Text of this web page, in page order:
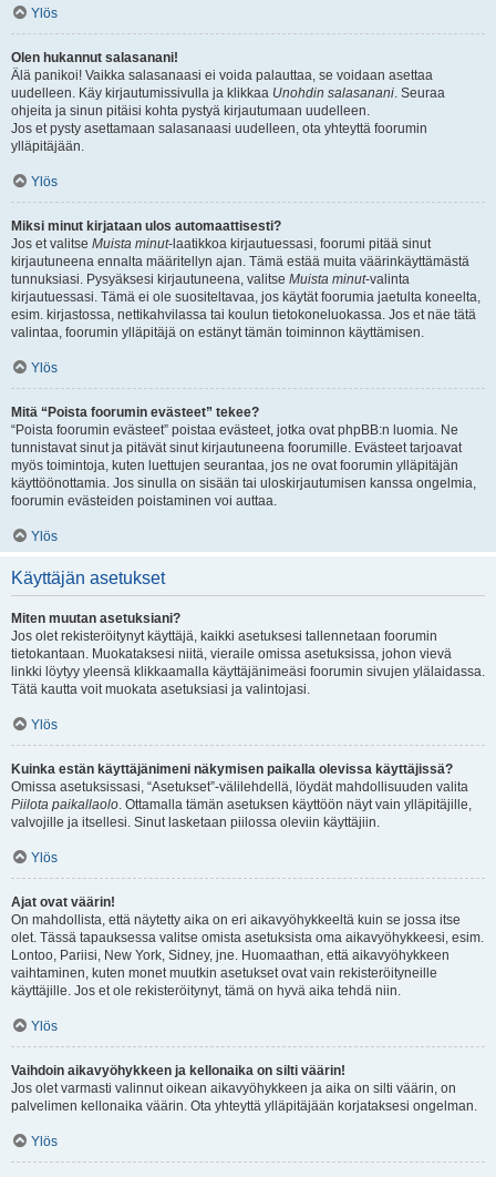
Ylös
Olen hukannut salasanani!
Älä panikoi! Vaikka salasanaasi ei voida palauttaa, se voidaan asettaa
uudelleen. Käy kirjautumissivulla ja klikkaa Unohdin salasanani. Seuraa
ohjeita ja sinun pitäisi kohta pystyä kirjautumaan uudelleen.
Jos et pysty asettamaan salasanaasi uudelleen, ota yhteyttä foorumin
ylläpitäjään.
Ylös
Miksi minut kirjataan ulos automaattisesti?
Jos et valitse Muista minut-laatikkoa kirjautuessasi, foorumi pitää sinut
kirjautuneena ennalta määritellyn ajan. Tämä estää muita väärinkäyttämästä
tunnuksiasi. Pysyäksesi kirjautuneena, valitse Muista minut-valinta
kirjautuessasi. Tämä ei ole suositeltavaa, jos käytät foorumia jaetulta koneelta,
esim. kirjastossa, nettikahvilassa tai koulun tietokoneluokassa. Jos et näe tätä
valintaa, foorumin ylläpitäjä on estänyt tämän toiminnon käyttämisen.
Ylös
Mitä “Poista foorumin evästeet” tekee?
“Poista foorumin evästeet” poistaa evästeet, jotka ovat phpBB:n luomia. Ne
tunnistavat sinut ja pitävät sinut kirjautuneena foorumille. Evästeet tarjoavat
myös toimintoja, kuten luettujen seurantaa, jos ne ovat foorumin ylläpitäjän
käyttöönottamia. Jos sinulla on sisään tai uloskirjautumisen kanssa ongelmia,
foorumin evästeiden poistaminen voi auttaa.
Ylös
Käyttäjän asetukset
Miten muutan asetuksiani?
Jos olet rekisteröitynyt käyttäjä, kaikki asetuksesi tallennetaan foorumin
tietokantaan. Muokataksesi niitä, vieraile omissa asetuksissa, johon vievä
linkki löytyy yleensä klikkaamalla käyttäjänimeäsi foorumin sivujen ylälaidassa.
Tätä kautta voit muokata asetuksiasi ja valintojasi.
Ylös
Kuinka estän käyttäjänimeni näkymisen paikalla olevissa käyttäjissä?
Omissa asetuksissasi, “Asetukset”-välilehdellä, löydät mahdollisuuden valita
Piilota paikallaolo. Ottamalla tämän asetuksen käyttöön näyt vain ylläpitäjille,
valvojille ja itsellesi. Sinut lasketaan piilossa oleviin käyttäjiin.
Ylös
Ajat ovat väärin!
On mahdollista, että näytetty aika on eri aikavyöhykkeeltä kuin se jossa itse
olet. Tässä tapauksessa valitse omista asetuksista oma aikavyöhykkeesi, esim.
Lontoo, Pariisi, New York, Sidney, jne. Huomaathan, että aikavyöhykkeen
vaihtaminen, kuten monet muutkin asetukset ovat vain rekisteröityneille
käyttäjille. Jos et ole rekisteröitynyt, tämä on hyvä aika tehdä niin.
Ylös
Vaihdoin aikavyöhykkeen ja kellonaika on silti väärin!
Jos olet varmasti valinnut oikean aikavyöhykkeen ja aika on silti väärin, on
palvelimen kellonaika väärin. Ota yhteyttä ylläpitäjään korjataksesi ongelman.
Ylös